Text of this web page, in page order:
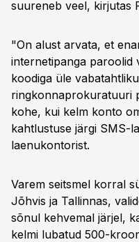
suureneb veel, kirjutas
"On alust arvata, et
internetipanga paroolid
koodiga üle
ringkonnaprokuratuuri
kohe, kui kelm konto
kahtlustuse järgi SMS-
laenukontorist.
Varem seitsmel korral
Jõhvis ja Tallinnas,
sõnul kehvemal järjel,
kelmi lubatud 500-